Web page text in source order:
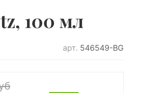
100 мл
арт. 546549-BG